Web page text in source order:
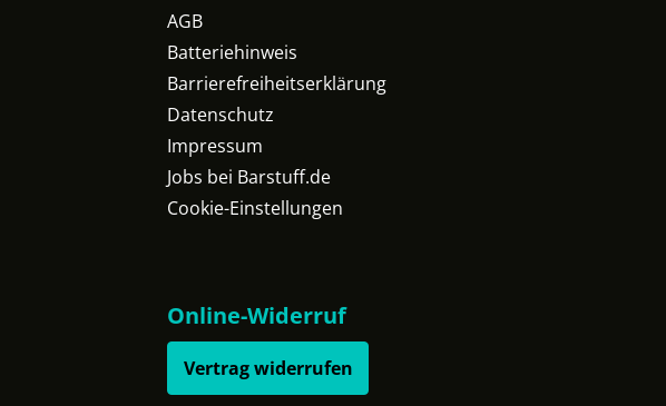
AGB
Batteriehinweis
Barrierefreiheitserklärung
Datenschutz
Impressum
Jobs bei Barstuff.de
Cookie-Einstellungen
Online-Widerruf
Vertrag widerrufen